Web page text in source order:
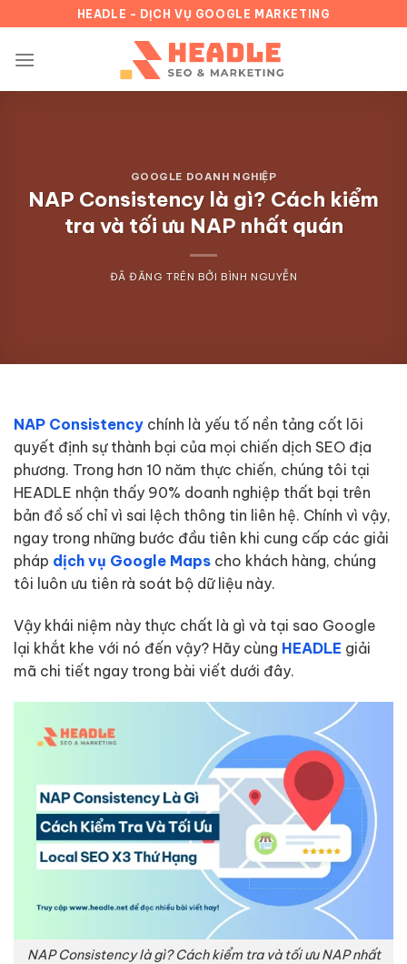
đến
nội
HEADLE - DỊCH VỤ GOOGLE MARKETING
GOOGLE DOANH NGHIỆP
NAP Consistency là gì? Cách kiểm
tra và tối ưu NAP nhất quán
ĐÃ ĐĂNG TRÊN BỞIBÌNH NGUYỄN
NAP Consistency chính là yếu tố nền tảng cốt lõi
quyết định sự thành bại của mọi chiến dịch SEO địa
phương. Trong hơn 10 năm thực chiến, chúng tôi tại
HEADLE nhận thấy 90% doanh nghiệp thất bại trên
bản đồ số chỉ vì sai lệch thông tin liên hệ. Chính vì vậy,
ngay trong những bước đầu tiên khi cung cấp các giải
pháp dịch vụ Google Maps cho khách hàng, chúng
tôi luôn ưu tiên rà soát bộ dữ liệu này.
Vậy khái niệm này thực chất là gì và tại sao Google
lại khắt khe với nó đến vậy? Hãy cùng HEADLE giải
mã chi tiết ngay trong bài viết dưới đây.
NAP Consistency là gì? Cách kiểm tra và tối ưu NAP nhất